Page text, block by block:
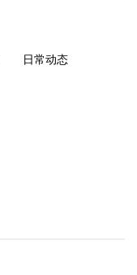
日常动态